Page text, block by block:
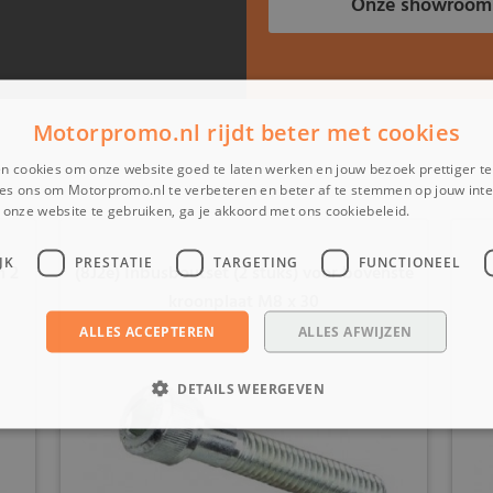
(8J2e) Inbusboutset (2 stuks) voor bovenste
Motorpromo.nl rijdt beter met cookies
cookies om onze website goed te laten werken en jouw bezoek prettiger
ons om Motorpromo.nl te verbeteren en beter af te stemmen op jouw
onze website te gebruiken, ga je akkoord met ons cookiebeleid.
PRESTATIE TARGETING FUNCTIONEEL
ALLES ACCEPTEREN ALLES AFWIJZEN
DETAILS WEERGEVEN